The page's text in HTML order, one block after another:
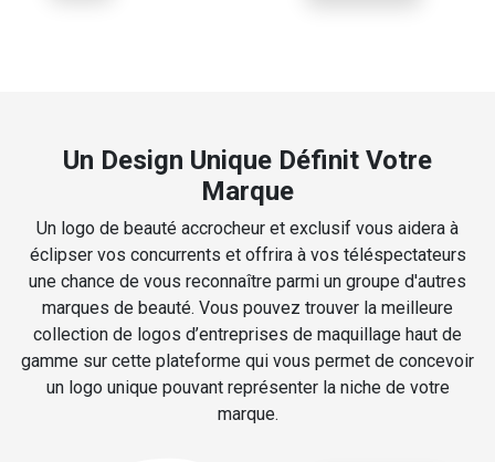
Un Design Unique Définit Votre
Marque
Un logo de beauté accrocheur et exclusif vous aidera à
éclipser vos concurrents et offrira à vos téléspectateurs
une chance de vous reconnaître parmi un groupe d'autres
marques de beauté. Vous pouvez trouver la meilleure
collection de logos d’entreprises de maquillage haut de
gamme sur cette plateforme qui vous permet de concevoir
un logo unique pouvant représenter la niche de votre
marque.